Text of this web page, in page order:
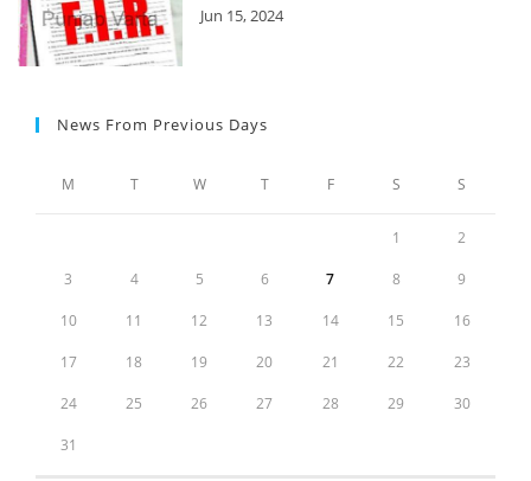
Jun 15, 2024
News From Previous Days
M T W T F S S
1 2
3 4 5 6 7 8 9
10 11 12 13 14 15 16
17 18 19 20 21 22 23
24 25 26 27 28 29 30
31